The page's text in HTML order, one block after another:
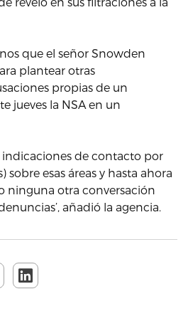
que el señor Snowden
plantear otras
propias de un
jueves la NSA en un
indicaciones de contacto por
sobre esas áreas y hasta ahora
ninguna otra conversación
añadió la agencia.